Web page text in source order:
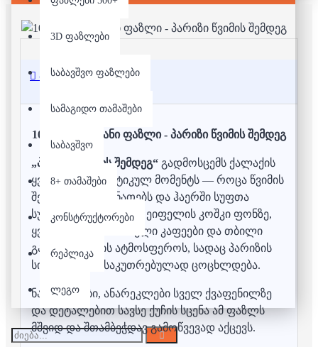
3D ფაზლები
საბავშვო ფაზლები
სამაგიდო თამაშები
საბავშვო
8+ თამაშები
კონსტრუქტორები
რეპლიკა
ლეგო
აღწერა
1000 დეტალიანი ფაზლი - პარიზი წვიმის შემდეგ
„პარიზი წვიმის შემდეგ“ გადმოსცემს ქალაქის
ყველაზე რომანტიკულ მომენტს — როცა წვიმის
შემდეგ ქუჩები ანათებს და ჰაერში სუფთა
სურნელი ტრიალებს. ეიფელის კოშკი ფონზე,
ყვავილებით მორთული კაფეები და თბილი
განათება ქმნის ატმოსფეროს, სადაც პარიზის
სილამაზე განსაკუთრებულად ცოცხლდება.
ნაზი ფერები, ანარეკლები სველ ქვაფენილზე
და დეტალებით სავსე ქუჩის სცენა ამ ფაზლს
მშვიდ და შთამბეჭდავ გამოწვევად აქცევს.